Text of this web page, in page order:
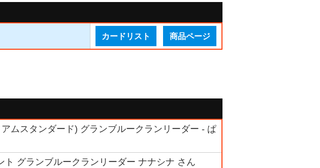
カードリスト 商品ページ
ムスタンダード) グランブルークランリーダー - ぱ
グランブルークランリーダー ナナシナ さん